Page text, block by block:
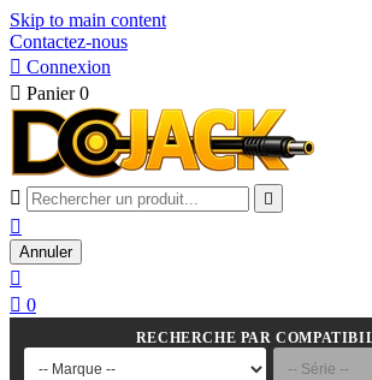
Skip to main content
Contactez-nous
 Connexion
 Panier 0
 

Annuler

 0
RECHERCHE PAR